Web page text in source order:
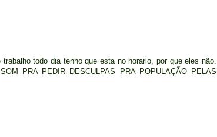
todo dia tenho que esta no horario, por que eles não.
PRA PEDIR DESCULPAS PRA POPULAÇÃO PELAS